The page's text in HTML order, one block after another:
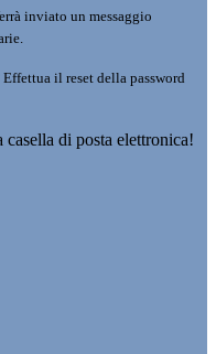
inviato un messaggio
il reset della password
di posta elettronica!